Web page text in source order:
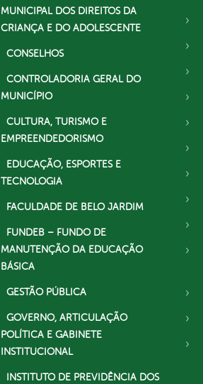
MUNICIPAL DOS DIREITOS DA
CRIANÇA E DO ADOLESCENTE
CONSELHOS
CONTROLADORIA GERAL DO
MUNICÍPIO
CULTURA, TURISMO E
EMPREENDEDORISMO
EDUCAÇÃO, ESPORTES E
TECNOLOGIA
FACULDADE DE BELO JARDIM
FUNDEB – FUNDO DE
MANUTENÇÃO DA EDUCAÇÃO
BÁSICA
GESTÃO PÚBLICA
GOVERNO, ARTICULAÇÃO
POLÍTICA E GABINETE
INSTITUCIONAL
INSTITUTO DE PREVIDÊNCIA DOS